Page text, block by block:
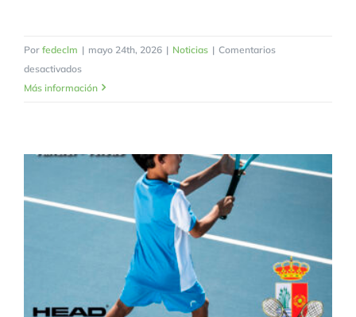
Por fedeclm | mayo 24th, 2026 | Noticias | Comentarios
desactivados
CAMPEONATO
Más información